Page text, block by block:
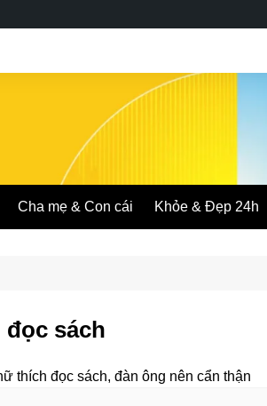
Cha mẹ & Con cái Khỏe & Đẹp 24h
đọc sách